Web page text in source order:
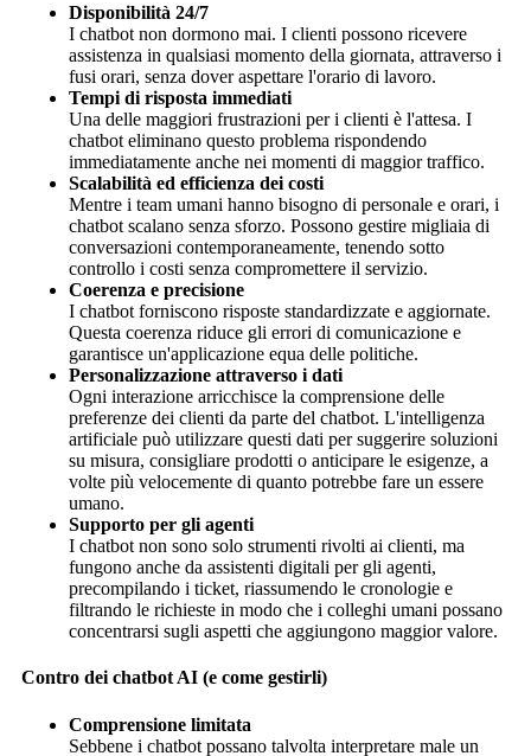
Disponibilità 24/7
I chatbot non dormono mai. I clienti possono ricevere
assistenza in qualsiasi momento della giornata, attraverso i
fusi orari, senza dover aspettare l'orario di lavoro.
Tempi di risposta immediati
Una delle maggiori frustrazioni per i clienti è l'attesa. I
chatbot eliminano questo problema rispondendo
immediatamente anche nei momenti di maggior traffico.
Scalabilità ed efficienza dei costi
Mentre i team umani hanno bisogno di personale e orari, i
chatbot scalano senza sforzo. Possono gestire migliaia di
conversazioni contemporaneamente, tenendo sotto
controllo i costi senza compromettere il servizio.
Coerenza e precisione
I chatbot forniscono risposte standardizzate e aggiornate.
Questa coerenza riduce gli errori di comunicazione e
garantisce un'applicazione equa delle politiche.
Personalizzazione attraverso i dati
Ogni interazione arricchisce la comprensione delle
preferenze dei clienti da parte del chatbot. L'intelligenza
artificiale può utilizzare questi dati per suggerire soluzioni
su misura, consigliare prodotti o anticipare le esigenze, a
volte più velocemente di quanto potrebbe fare un essere
umano.
Supporto per gli agenti
I chatbot non sono solo strumenti rivolti ai clienti, ma
fungono anche da assistenti digitali per gli agenti,
precompilando i ticket, riassumendo le cronologie e
filtrando le richieste in modo che i colleghi umani possano
concentrarsi sugli aspetti che aggiungono maggior valore.
Contro dei chatbot AI (e come gestirli)
Comprensione limitata
Sebbene i chatbot possano talvolta interpretare male un